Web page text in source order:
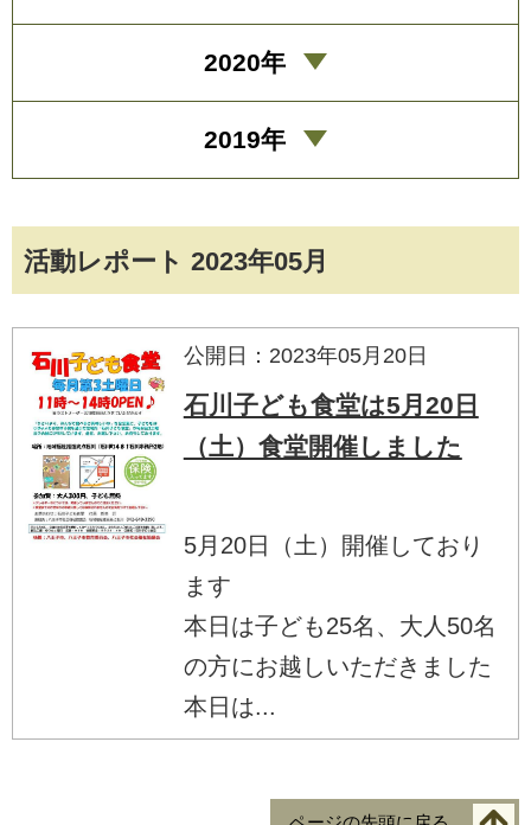
活動レポート 2023年05月
公開日：2023年05月20日
石川子ども食堂は5月20日
（土）食堂開催しました
5月20日（土）開催しており
ます
本日は子ども25名、大人50名
の方にお越しいただきました
本日は...
2020年
2019年